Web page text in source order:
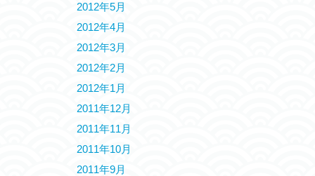
2012年5月
2012年4月
2012年3月
2012年2月
2012年1月
2011年12月
2011年11月
2011年10月
2011年9月